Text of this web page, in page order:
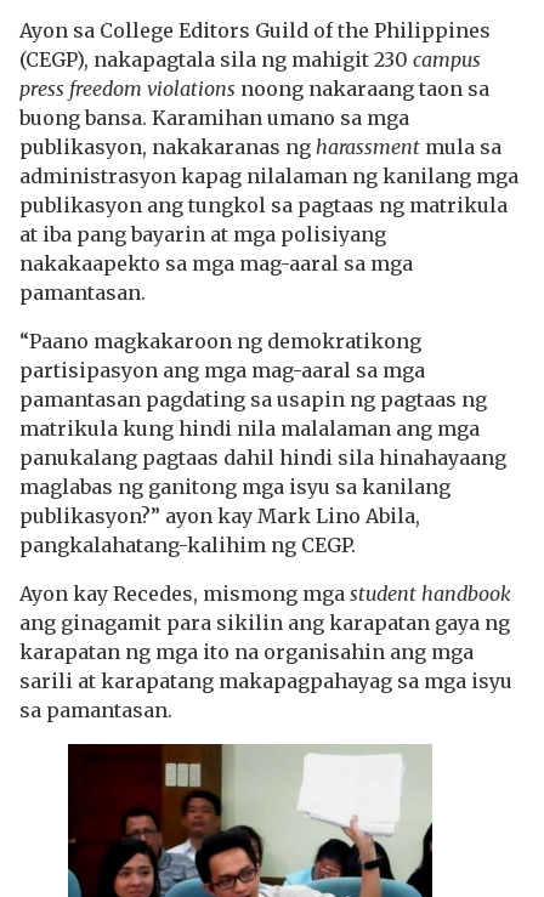
Ayon sa College Editors Guild of the Philippines
(CEGP), nakapagtala sila ng mahigit 230 campus
press freedom violations noong nakaraang taon sa
buong bansa. Karamihan umano sa mga
publikasyon, nakakaranas ng harassment mula sa
administrasyon kapag nilalaman ng kanilang mga
publikasyon ang tungkol sa pagtaas ng matrikula
at iba pang bayarin at mga polisiyang
nakakaapekto sa mga mag-aaral sa mga
pamantasan.
“Paano magkakaroon ng demokratikong
partisipasyon ang mga mag-aaral sa mga
pamantasan pagdating sa usapin ng pagtaas ng
matrikula kung hindi nila malalaman ang mga
panukalang pagtaas dahil hindi sila hinahayaang
maglabas ng ganitong mga isyu sa kanilang
publikasyon?” ayon kay Mark Lino Abila,
pangkalahatang-kalihim ng CEGP.
Ayon kay Recedes, mismong mga student handbook
ang ginagamit para sikilin ang karapatan gaya ng
karapatan ng mga ito na organisahin ang mga
sarili at karapatang makapagpahayag sa mga isyu
sa pamantasan.